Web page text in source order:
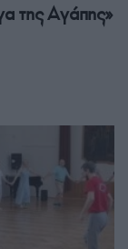
της Αγάπης»